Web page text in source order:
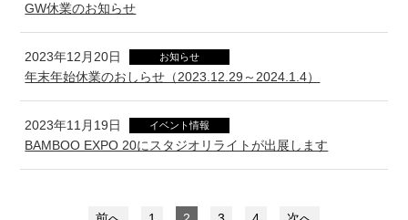
GW休業のお知らせ
2023年12月20日 お知らせ
年末年始休業のおしらせ（2023.12.29～2024.1.4）
2023年11月19日 イベント情報
BAMBOO EXPO 20にスタジオリライトが出展します